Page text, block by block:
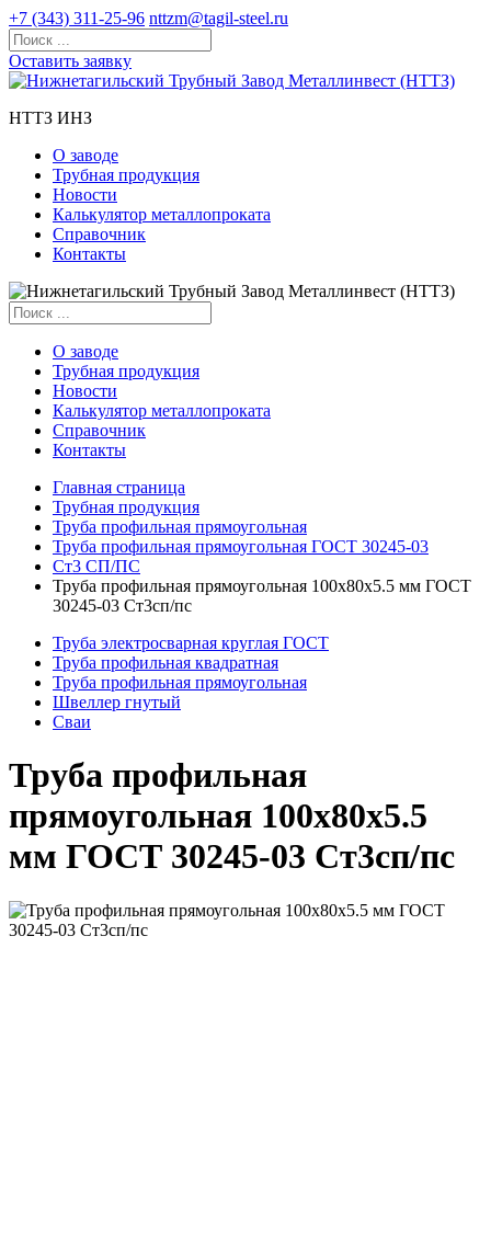
+7 (343) 311-25-96 nttzm@tagil-steel.ru
Оставить заявку
НТТЗ ИНЗ
О заводе
Трубная продукция
Новости
Калькулятор металлопроката
Справочник
Контакты
О заводе
Трубная продукция
Новости
Калькулятор металлопроката
Справочник
Контакты
Главная страница
Трубная продукция
Труба профильная прямоугольная
Труба профильная прямоугольная ГОСТ 30245-03
Ст3 СП/ПС
Труба профильная прямоугольная 100x80x5.5 мм ГОСТ
30245-03 Ст3сп/пс
Труба электросварная круглая ГОСТ
Труба профильная квадратная
Труба профильная прямоугольная
Швеллер гнутый
Сваи
Труба профильная
прямоугольная 100x80x5.5
мм ГОСТ 30245-03 Ст3сп/пс